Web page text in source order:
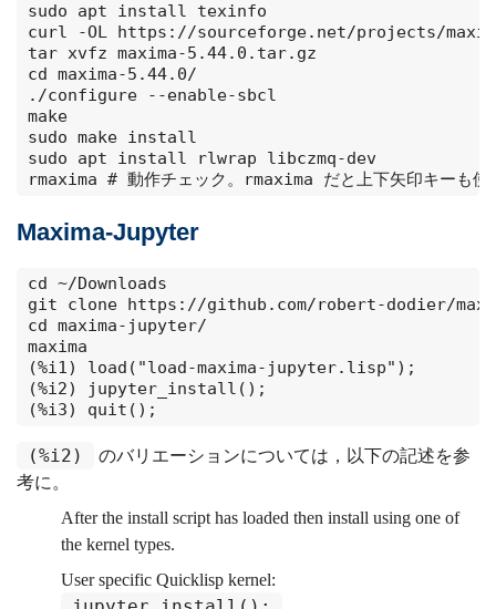
sudo apt install texinfo
curl -OL https://sourceforge.net/projects/
tar xvfz maxima-5.44.0.tar.gz
cd maxima-5.44.0/
./configure --enable-sbcl
make
sudo make install
sudo apt install rlwrap libczmq-dev
rmaxima # 動作チェック。rmaxima だと上下矢印キーも使
Maxima-Jupyter
cd ~/Downloads
git clone https://github.com/robert-dodier/
cd maxima-jupyter/
maxima
(%i1) load("load-maxima-jupyter.lisp");
(%i2) jupyter_install();
(%i3) quit();
(%i2)
のバリエーションについては，以下の記述を参
考に。
After the install script has loaded then install using one of
the kernel types.
User specific Quicklisp kernel: